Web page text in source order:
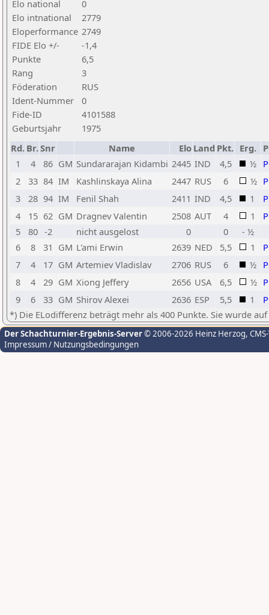
Elo national
0
Elo intnational
2779
Eloperformance 2749
FIDE Elo +/-
-1,4
Punkte
6,5
Rang
3
Föderation
RUS
Ident-Nummer
0
Fide-ID
4101588
Geburtsjahr
1975
Rd. Br.Snr Name Elo Land Pkt. Erg.
1
4 86 GM Sundararajan Kidambi 2445 IND 4,5 ½
2
33 84 IM Kashlinskaya Alina 2447 RUS 6 ½
3
28 94 IM Fenil Shah 2411 IND 4,5 1
4
15 62 GM Dragnev Valentin 2508 AUT 4 1
5
80 -2 nicht ausgelost 0 0
- ½
6
8 31 GM L'ami Erwin 2639 NED 5,5 1
7
4 17 GM Artemiev Vladislav 2706 RUS 6 ½
8
4 29 GM Xiong Jeffery 2656 USA 6,5 ½
9
6 33 GM Shirov Alexei 2636 ESP 5,5 1
*) Die ELodifferenz beträgt mehr als 400 Punkte. Sie wurde
Der Schachturnier-Ergebnis-Server© 2006-2026 Heinz Herzog,
Impressum / Nutzungsbedingungen